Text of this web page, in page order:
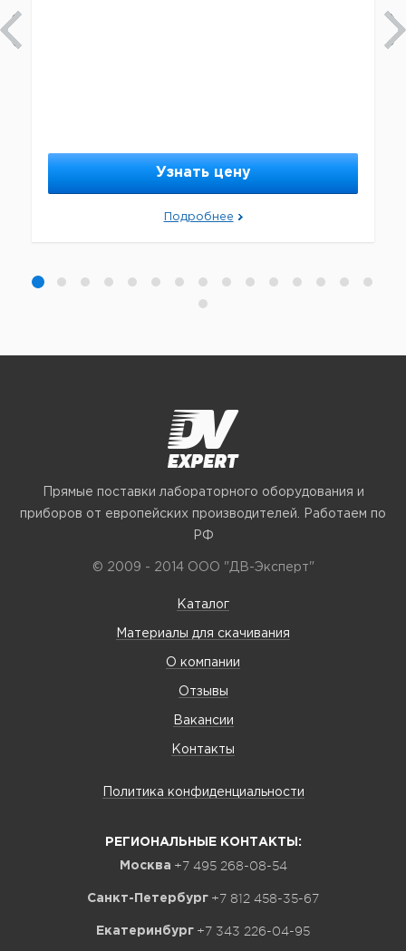
Узнать цену
Подробнее
Прямые поставки лабораторного оборудования и
приборов от европейских производителей. Работаем по
РФ
© 2009 - 2014 ООО "ДВ-Эксперт"
Каталог
Материалы для скачивания
О компании
Отзывы
Вакансии
Контакты
Политика конфиденциальности
РЕГИОНАЛЬНЫЕ КОНТАКТЫ:
Москва +7 495 268-08-54
Санкт-Петербург +7 812 458-35-67
Екатеринбург +7 343 226-04-95